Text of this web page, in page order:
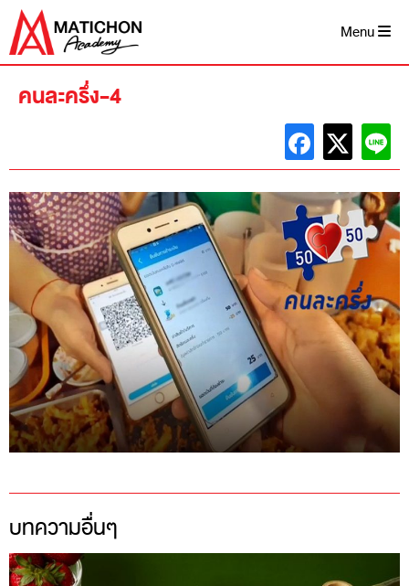
Skip
content
Menu
คนละครึ่ง-4
บทความอื่นๆ